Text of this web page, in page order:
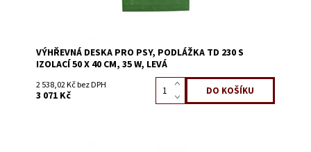
VÝHŘEVNÁ DESKA PRO PSY, PODLÁŽKA TD 230 S
IZOLACÍ 50 X 40 CM, 35 W, LEVÁ
2 538,02 Kč bez DPH
3 071 Kč